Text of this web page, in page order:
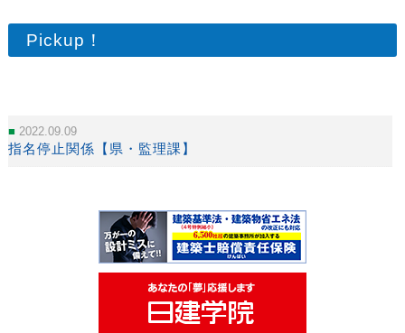
Pickup！
2022.09.09
指名停止関係【県・監理課】